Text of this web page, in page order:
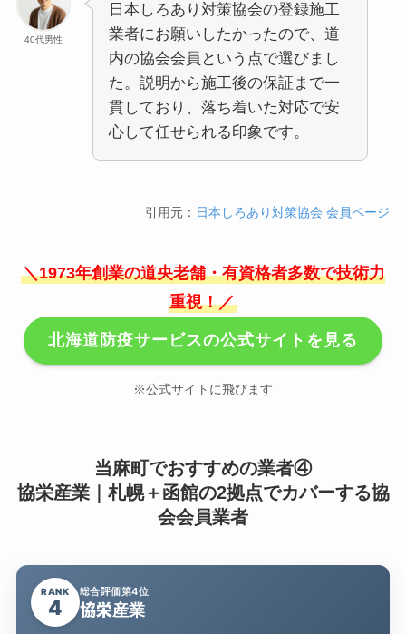
40代男性
日本しろあり対策協会の登録施工
業者にお願いしたかったので、道
内の協会会員という点で選びまし
た。説明から施工後の保証まで一
貫しており、落ち着いた対応で安
心して任せられる印象です。
引用元： 日本しろあり対策協会 会員ページ
＼1973年創業の道央老舗・有資格者多数で技術力
重視！／
北海道防疫サービスの公式サイトを見る
※公式サイトに飛びます
当麻町でおすすめの業者④
協栄産業｜札幌＋函館の2拠点でカバーする協
会会員業者
RANK
4
総合評価第4位
協栄産業